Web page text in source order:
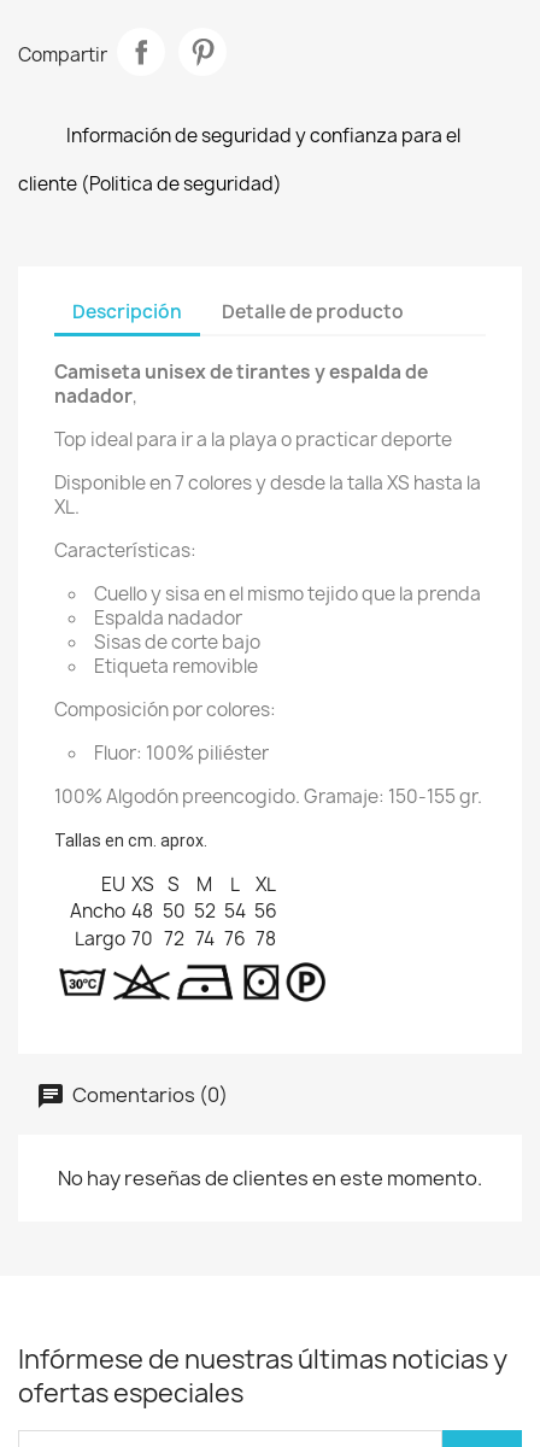
Compartir
Información de seguridad y confianza para el
cliente (Politica de seguridad)
Descripción Detalle de producto
Camiseta unisex de tirantes y espalda de
nadador,
Top ideal para ir a la playa o practicar deporte
Disponible en 7 colores y desde la talla XS hasta la
XL.
Características:
Cuello y sisa en el mismo tejido que la prenda
Espalda nadador
Sisas de corte bajo
Etiqueta removible
Composición por colores:
Fluor: 100% piliéster
100% Algodón preencogido. Gramaje: 150-155 gr.
Tallas en cm. aprox.
EU XS S M L
XL
Ancho 48 50 52 54 56
Largo 70 72 74 76 78
Comentarios (0)
No hay reseñas de clientes en este momento.
Infórmese de nuestras últimas noticias y
ofertas especiales